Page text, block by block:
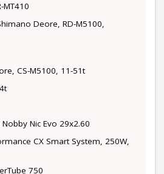
MT410
Deore, RD-M5100,
CS-M5100, 11-51t
Nic Evo 29x2.60
CX Smart System, 250W,
750